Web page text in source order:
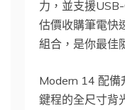
力，並支援
估價收購筆電快
組合，是你最佳
Modern 14 配備
鍵程的全尺寸背